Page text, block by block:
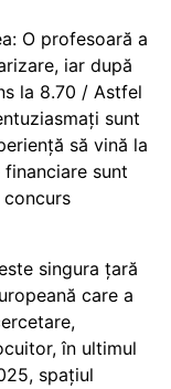
O profesoară a
iar după
la 8.70 / Astfel
sunt
să vină la
sunt
singura țară
care a
în ultimul
spațiul